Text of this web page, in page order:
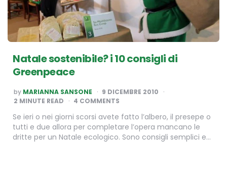
Natale sostenibile? i 10 consigli di
Greenpeace
POSTED
BY
by MARIANNA SANSONE
9 DICEMBRE 2010
2 MINUTE READ 4 COMMENTS
Se ieri o nei giorni scorsi avete fatto l’albero, il presepe o
tutti e due allora per completare l’opera mancano le
dritte per un Natale ecologico. Sono consigli semplici e…